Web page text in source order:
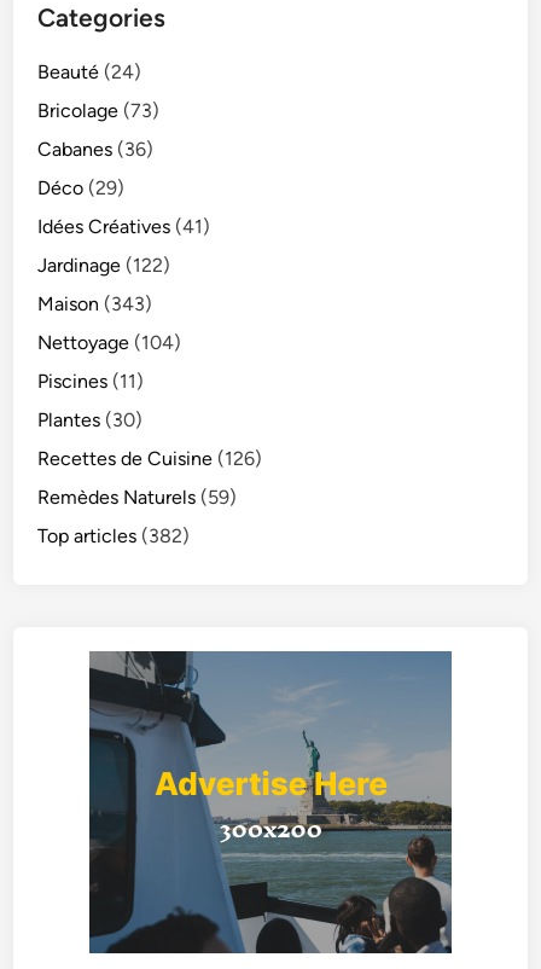
Categories
Beauté (24)
Bricolage (73)
Cabanes (36)
Déco (29)
Idées Créatives (41)
Jardinage (122)
Maison (343)
Nettoyage (104)
Piscines (11)
Plantes (30)
Recettes de Cuisine (126)
Remèdes Naturels (59)
Top articles (382)